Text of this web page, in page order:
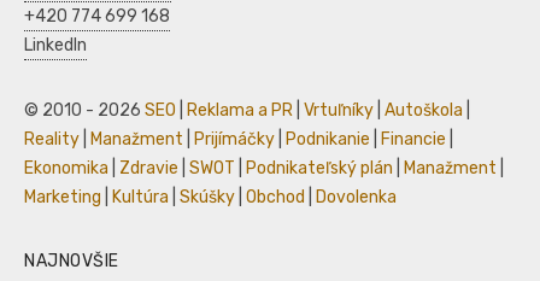
+420 774 699 168
LinkedIn
© 2010 - 2026 SEO Reklama a PR Vrtuľníky Autoškola
Reality
Manažment Prijímáčky Podnikanie Financie
Ekonomika
Zdravie SWOT Podnikateľský plán Manažment
Marketing
Kultúra Skúšky Obchod Dovolenka
NAJNOVŠIE